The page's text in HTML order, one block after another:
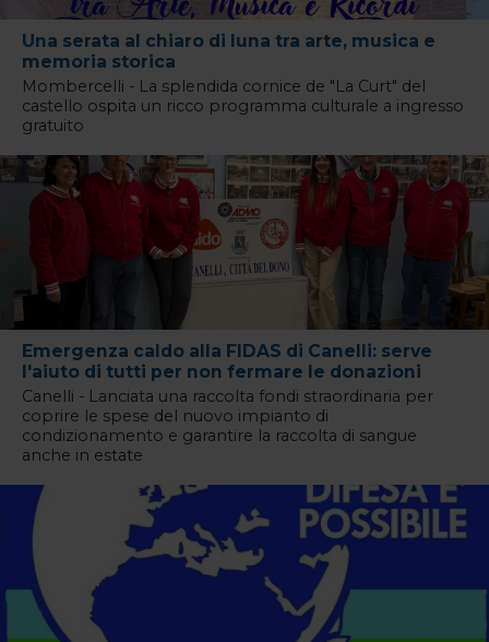
Una serata al chiaro di luna tra arte, musica e
memoria storica
Mombercelli - La splendida cornice de "La Curt" del
castello ospita un ricco programma culturale a ingresso
gratuito
Emergenza caldo alla FIDAS di Canelli: serve
l'aiuto di tutti per non fermare le donazioni
Canelli - Lanciata una raccolta fondi straordinaria per
coprire le spese del nuovo impianto di
condizionamento e garantire la raccolta di sangue
anche in estate